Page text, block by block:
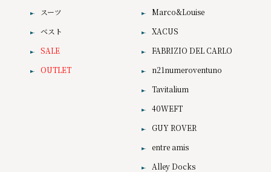
スーツ
ベスト
SALE
OUTLET
Marco&Louise
XACUS
FABRIZIO DEL CARLO
n21numeroventuno
Tavitalium
40WEFT
GUY ROVER
entre amis
Alley Docks